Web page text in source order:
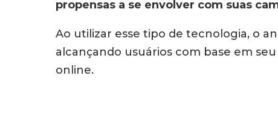
propensas a se envolver com suas
Ao utilizar esse tipo de tecnologia, o
alcançando usuários com base em
online.